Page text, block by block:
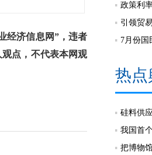
经济信息网”，违者
点，不代表本网观
政策利
引领贸
7月份国
热点
硅料供
我国首
把博物